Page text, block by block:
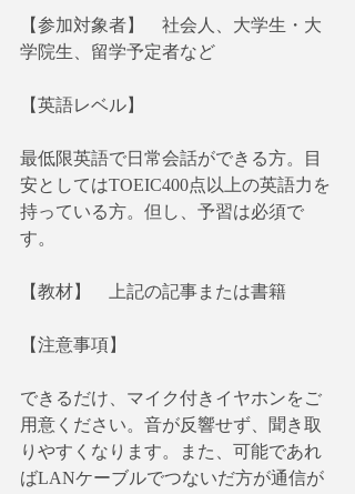
【参加対象者】　社会人、大学生・大
学院生、留学予定者など
【英語レベル】
最低限英語で日常会話ができる方。目
安としてはTOEIC400点以上の英語力を
持っている方。但し、予習は必須で
す。
【教材】　上記の記事または書籍
【注意事項】
できるだけ、マイク付きイヤホンをご
用意ください。音が反響せず、聞き取
りやすくなります。また、可能であれ
ばLANケーブルでつないだ方が通信が